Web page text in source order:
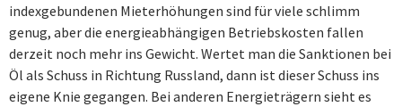
indexgebundenen Mieterhöhungen sind für viele schlimm
genug, aber die energieabhängigen Betriebskosten fallen
derzeit noch mehr ins Gewicht. Wertet man die Sanktionen bei
Öl als Schuss in Richtung Russland, dann ist dieser Schuss ins
eigene Knie gegangen. Bei anderen Energieträgern sieht es